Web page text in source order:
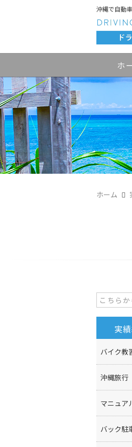
沖縄で自動
ホ
ホーム
実
バイク教
沖縄旅行
マニュア
バック駐